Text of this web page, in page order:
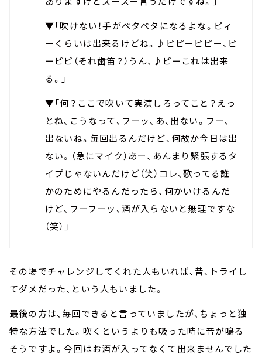
▼「吹けない！手がベタベタになるよな。ピィ
ーくらいは出来るけどね。♪ピピーピピー、ピ
ーピピ（それ歯笛？）うん、♪ピーこれは出来
る。」
▼「何？ここで吹いて実演しろってこと？えっ
とね、こうなって、フーッ、あ、出ない。フー、
出ないね。毎回出るんだけど、何故か今日は出
ない。（急にマイク）あー、あんまり緊張するタ
イプじゃないんだけど（笑）コレ、歌ってる誰
かのためにやるんだったら、何かいけるんだ
けど、フーフーッ、酒が入らないと無理ですな
（笑）」
その場でチャレンジしてくれた人もいれば、昔、トライし
てダメだった、という人もいました。
最後の方は、毎回できると言っていましたが、ちょっと独
特な方法でした。吹くというよりも吸った時に音が鳴る
そうですよ。今回はお酒が入ってなくて出来ませんでした